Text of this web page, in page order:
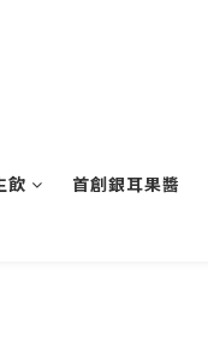
飲 首創銀耳果醬